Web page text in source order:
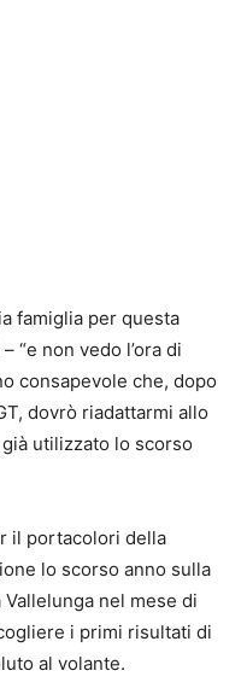
famiglia per questa
“e non vedo l’ora di
consapevole che, dopo
dovrò riadattarmi allo
utilizzato lo scorso
il portacolori della
lo scorso anno sulla
nel mese di
i primi risultati di
al volante.